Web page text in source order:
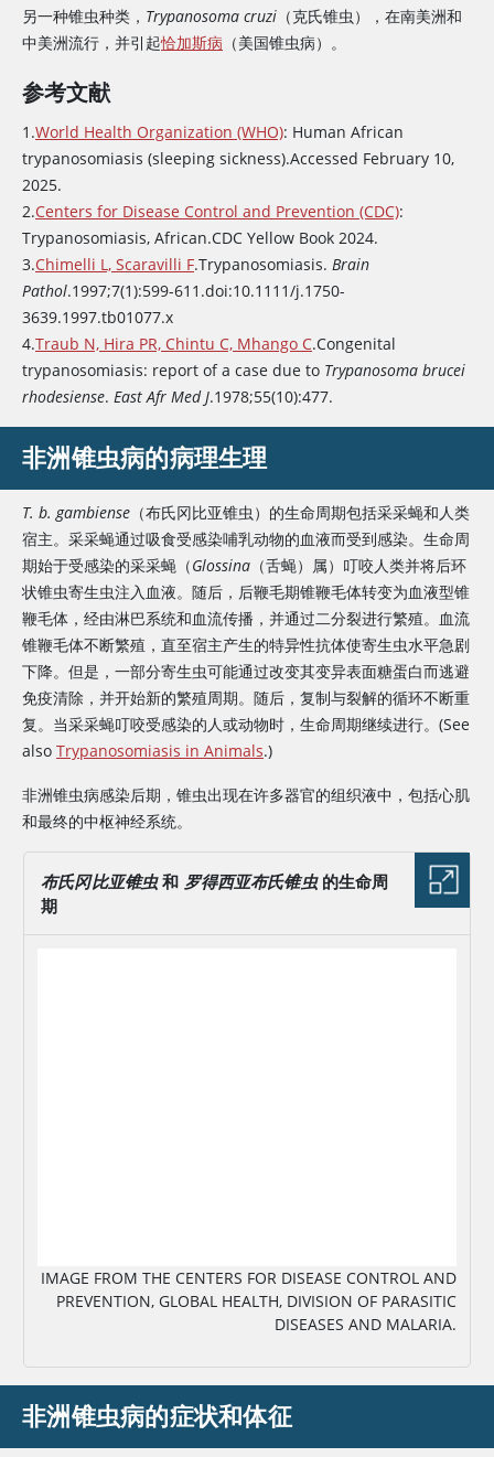
另一种锥虫种类， Trypanosoma cruzi （克氏锥虫），在南美洲和
中美洲流行，并引起恰加斯病 （美国锥虫病）。
参考文献
1.World Health Organization (WHO): Human African
trypanosomiasis (sleeping sickness).Accessed February 10,
2025.
2.Centers for Disease Control and Prevention (CDC):
Trypanosomiasis, African.CDC Yellow Book 2024.
3.Chimelli L, Scaravilli F.Trypanosomiasis. Brain
Pathol.1997;7(1):599-611.doi:10.1111/j.1750-
3639.1997.tb01077.x
4.Traub N, Hira PR, Chintu C, Mhango C.Congenital
trypanosomiasis: report of a case due to Trypanosoma brucei
rhodesiense. East Afr Med J.1978;55(10):477.
非洲锥虫病的病理生理
T. b. gambiense （布氏冈比亚锥虫）的生命周期包括采采蝇和人类
宿主。采采蝇通过吸食受感染哺乳动物的血液而受到感染。生命周
期始于受感染的采采蝇（Glossina （舌蝇）属）叮咬人类并将后环
状锥虫寄生虫注入血液。随后，后鞭毛期锥鞭毛体转变为血液型锥
鞭毛体，经由淋巴系统和血流传播，并通过二分裂进行繁殖。血流
锥鞭毛体不断繁殖，直至宿主产生的特异性抗体使寄生虫水平急剧
下降。但是，一部分寄生虫可能通过改变其变异表面糖蛋白而逃避
免疫清除，并开始新的繁殖周期。随后，复制与裂解的循环不断重
复。当采采蝇叮咬受感染的人或动物时，生命周期继续进行。(See
also Trypanosomiasis in Animals.)
非洲锥虫病感染后期，锥虫出现在许多器官的组织液中，包括心肌
和最终的中枢神经系统。
布氏冈比亚锥虫和 罗得西亚布氏锥虫的生命周
期
IMAGE FROM THE CENTERS FOR DISEASE CONTROL AND
PREVENTION, GLOBAL HEALTH, DIVISION OF PARASITIC
DISEASES AND MALARIA.
非洲锥虫病的症状和体征